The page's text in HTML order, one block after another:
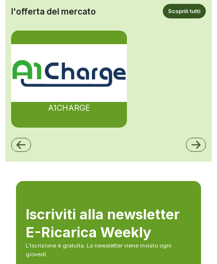
l'offerta del mercato Scoprili tutti
A1CHARGE
Iscriviti alla newsletter
E-Ricarica Weekly
L’iscrizione è gratuita. La newsletter viene inviato ogni
giovedì